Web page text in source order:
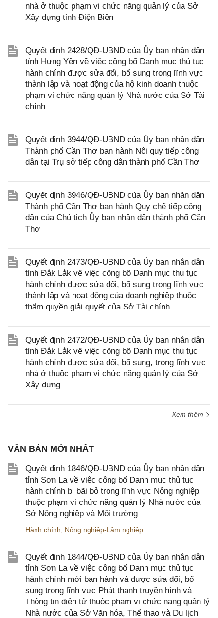
nhà ở thuộc phạm vi chức năng quản lý của Sở
Xây dựng tỉnh Điện Biên
Quyết định 2428/QĐ-UBND của Ủy ban nhân dân
tỉnh Hưng Yên về việc công bố Danh mục thủ tục
hành chính được sửa đổi, bổ sung trong lĩnh vực
thành lập và hoạt động của hộ kinh doanh thuộc
phạm vi chức năng quản lý Nhà nước của Sở Tài
chính
Quyết định 3944/QĐ-UBND của Ủy ban nhân dân
Thành phố Cần Thơ ban hành Nội quy tiếp công
dân tại Trụ sở tiếp công dân thành phố Cần Thơ
Quyết định 3946/QĐ-UBND của Ủy ban nhân dân
Thành phố Cần Thơ ban hành Quy chế tiếp công
dân của Chủ tịch Ủy ban nhân dân thành phố Cần
Thơ
Quyết định 2473/QĐ-UBND của Ủy ban nhân dân
tỉnh Đắk Lắk về việc công bố Danh mục thủ tục
hành chính được sửa đổi, bổ sung trong lĩnh vực
thành lập và hoạt động của doanh nghiệp thuộc
thẩm quyền giải quyết của Sở Tài chính
Quyết định 2472/QĐ-UBND của Ủy ban nhân dân
tỉnh Đắk Lắk về việc công bố Danh mục thủ tục
hành chính được sửa đổi, bổ sung, trong lĩnh vực
nhà ở thuộc phạm vi chức năng quản lý của Sở
Xây dựng
Xem thêm
VĂN BẢN MỚI NHẤT
Quyết định 1846/QĐ-UBND của Ủy ban nhân dân
tỉnh Sơn La về việc công bố Danh mục thủ tục
hành chính bị bãi bỏ trong lĩnh vực Nông nghiệp
thuộc phạm vi chức năng quản lý Nhà nước của
Sở Nông nghiệp và Môi trường
Hành chính Nông nghiệp-Lâm nghiệp
Quyết định 1844/QĐ-UBND của Ủy ban nhân dân
tỉnh Sơn La về việc công bố Danh mục thủ tục
hành chính mới ban hành và được sửa đổi, bổ
sung trong lĩnh vực Phát thanh truyền hình và
Thông tin điện tử thuộc phạm vi chức năng quản lý
Nhà nước của Sở Văn hóa, Thể thao và Du lịch